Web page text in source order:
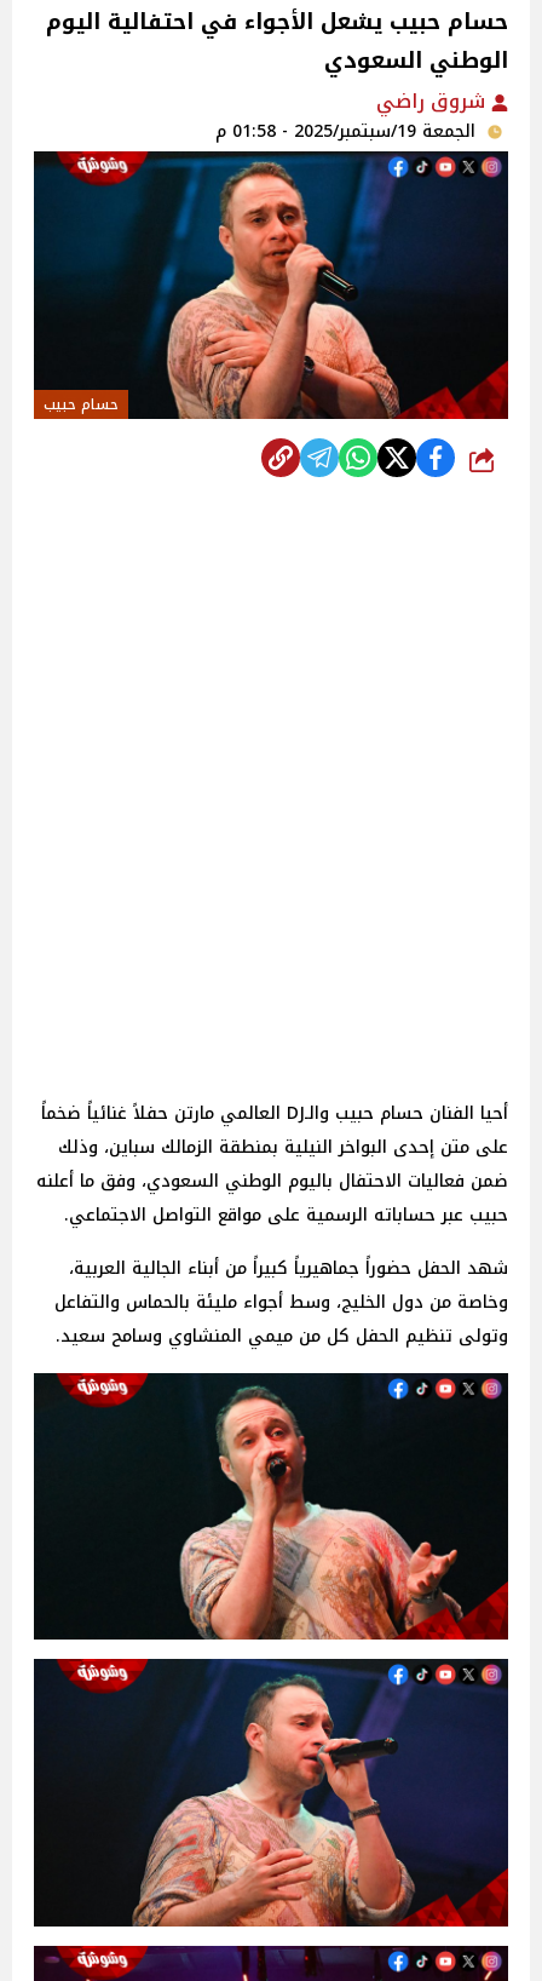
حسام حبيب يشعل الأجواء في احتفالية اليوم
الوطني السعودي‎
شروق راضي
الجمعة 19/سبتمبر/2025 - 01:58 م
حسام حبيب
شارك
أحيا الفنان حسام حبيب والـDJ العالمي مارتن حفلاً غنائياً ضخماً
على متن إحدى البواخر النيلية بمنطقة الزمالك سباين، وذلك
ضمن فعاليات الاحتفال باليوم الوطني السعودي، وفق ما أعلنه
حبيب عبر حساباته الرسمية على مواقع التواصل الاجتماعي.
شهد الحفل حضوراً جماهيرياً كبيراً من أبناء الجالية العربية،
وخاصة من دول الخليج، وسط أجواء مليئة بالحماس والتفاعل
وتولى تنظيم الحفل كل من ميمي المنشاوي وسامح سعيد.